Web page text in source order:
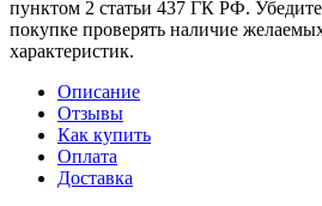
пунктом 2 статьи 437 ГК РФ.
покупке проверять наличие
характеристик.
Описание
Отзывы
Как купить
Оплата
Доставка